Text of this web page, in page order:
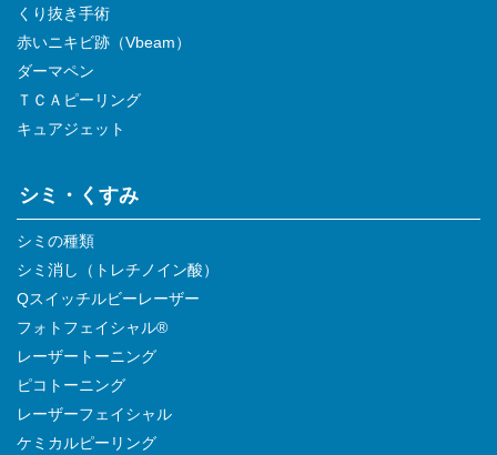
くり抜き手術
赤いニキビ跡（Vbeam）
ダーマペン
ＴＣＡピーリング
キュアジェット
シミ・くすみ
シミの種類
シミ消し（トレチノイン酸）
Qスイッチルビーレーザー
フォトフェイシャル®
レーザートーニング
ピコトーニング
レーザーフェイシャル
ケミカルピーリング